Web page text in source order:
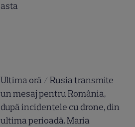
asta
Ultima oră / Rusia transmite
un mesaj pentru România,
după incidentele cu drone, din
ultima perioadă. Maria